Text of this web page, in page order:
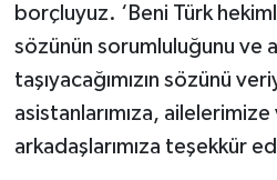
borçluyuz. ‘Beni Türk
sözünün sorumluluğunu ve
taşıyacağımızın sözünü
asistanlarımıza,
arkadaşlarımıza teşekkür
İletişim
Künye